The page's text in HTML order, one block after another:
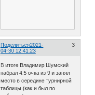
Поделиться 3
2021-
04-30 12:41:23
В итоге Владимир Шумский
набрал 4.5 очка из 9 и занял
место в середине турнирной
таблицы (как и был по